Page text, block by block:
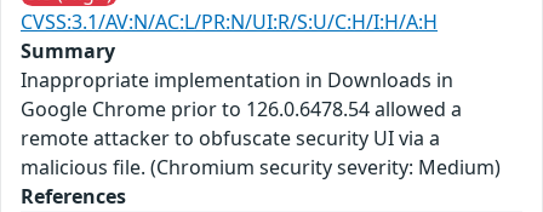
CVSS:3.1/AV:N/AC:L/PR:N/UI:R/S:U/C:H/I:H/A:H
Summary
Inappropriate implementation in Downloads in
Google Chrome prior to 126.0.6478.54 allowed a
remote attacker to obfuscate security UI via a
malicious file. (Chromium security severity: Medium)
References